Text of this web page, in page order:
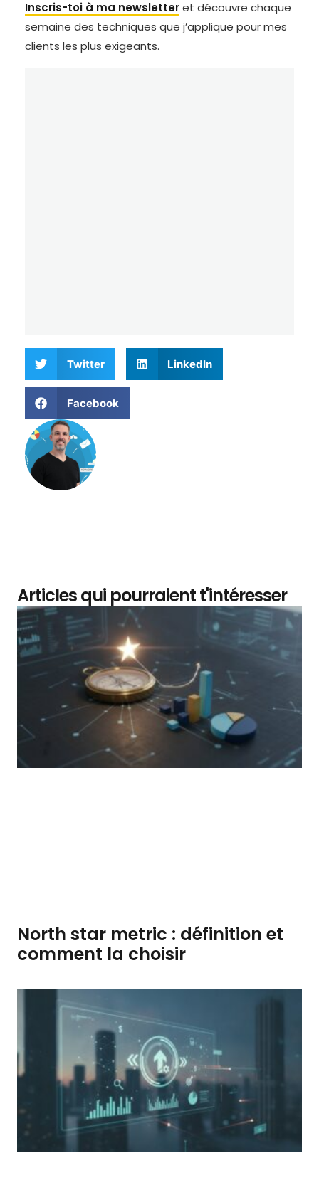
Inscris-toi à ma newsletteret découvre chaque
semaine des techniques que j’applique pour mes
clients les plus exigeants.
Twitter LinkedIn
Facebook
Articles qui pourraient t'intéresser
North star metric : définition et
comment la choisir